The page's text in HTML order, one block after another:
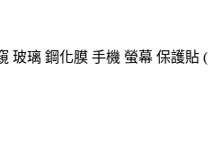
玻璃 鋼化膜 手機 螢幕 保護貼 (